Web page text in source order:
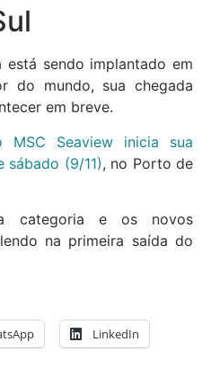
sendo implantado em
do mundo, sua chegada
em breve.
MSC Seaview inicia sua
sábado (9/11), no Porto de
categoria e os novos
na primeira saída do
LinkedIn